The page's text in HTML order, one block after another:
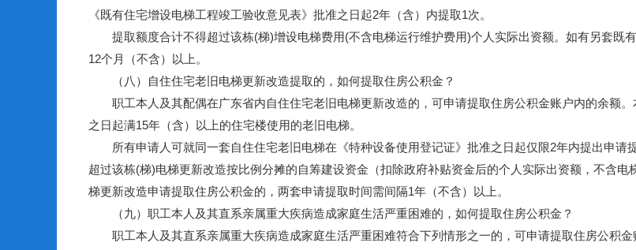
《既有住宅增设电梯工程竣工验收意见表》批准之日起2年（含）内提取1次。
提取额度合计不得超过该栋(梯)增设电梯费用(不含电梯运行维护费用)个人实际出资额。如有另套既
12个月（不含）以上。
（八）自住住宅老旧电梯更新改造提取的，如何提取住房公积金？
职工本人及其配偶在广东省内自住住宅老旧电梯更新改造的，可申请提取住房公积金账户内的余额
之日起满15年（含）以上的住宅楼使用的老旧电梯。
所有申请人可就同一套自住住宅老旧电梯在《特种设备使用登记证》批准之日起仅限2年内提出申请
超过该栋(梯)电梯更新改造按比例分摊的自筹建设资金（扣除政府补贴资金后的个人实际出资额，不含
梯更新改造申请提取住房公积金的，两套申请提取时间需间隔1年（不含）以上。
（九）职工本人及其直系亲属重大疾病造成家庭生活严重困难的，如何提取住房公积金？
职工本人及其直系亲属重大疾病造成家庭生活严重困难符合下列情形之一的，可申请提取住房公积金